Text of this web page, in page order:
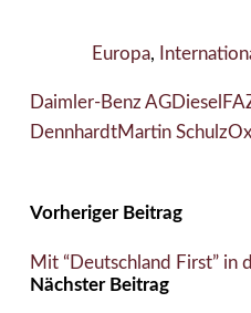
Europa,
Daimler-Benz AGDiesel
DennhardtMartin Schulz
Vorheriger Beitrag
Mit “Deutschland First” in
Nächster Beitrag